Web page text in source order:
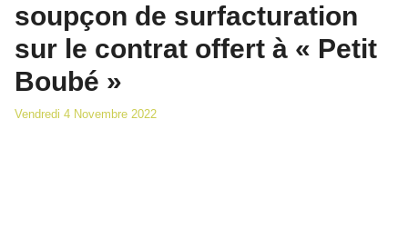
soupçon de surfacturation
sur le contrat offert à « Petit
Boubé »
Vendredi 4 Novembre 2022